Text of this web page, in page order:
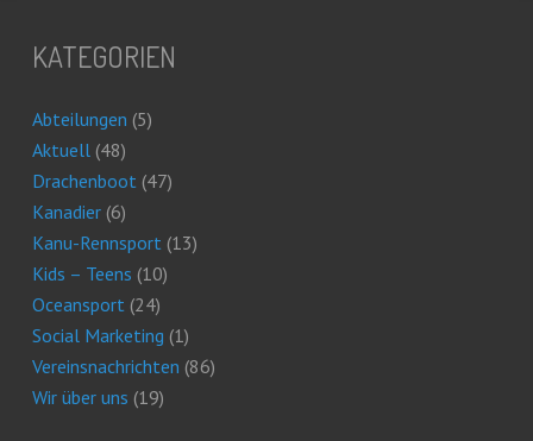
KATEGORIEN
Abteilungen (5)
Aktuell (48)
Drachenboot (47)
Kanadier(6)
Kanu-Rennsport (13)
Kids – Teens (10)
Oceansport (24)
Social Marketing (1)
Vereinsnachrichten (86)
Wir über uns (19)